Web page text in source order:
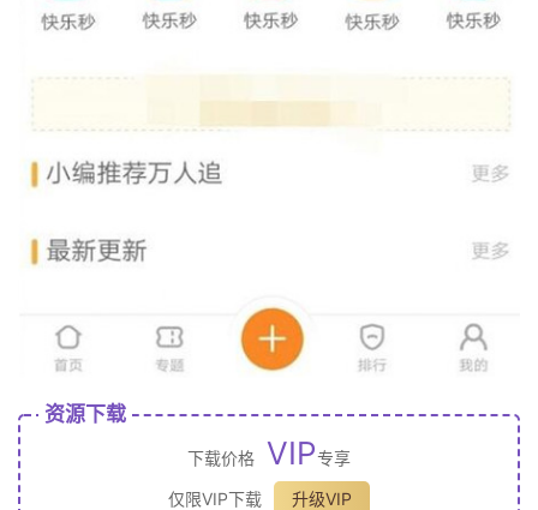
资源下载
下载价格 VIP专享
仅限VIP下载
升级VIP